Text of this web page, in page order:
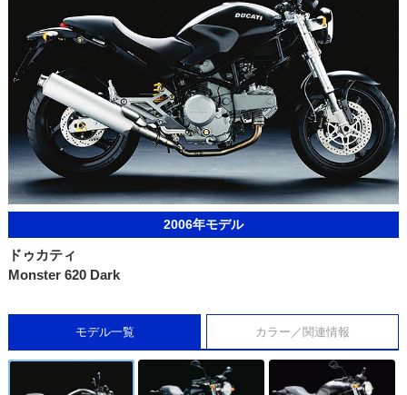
2006年モデル
ドゥカティ
Monster 620 Dark
モデル一覧 カラー／関連情報